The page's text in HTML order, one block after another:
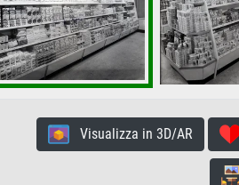
Visualizza in 3D/AR